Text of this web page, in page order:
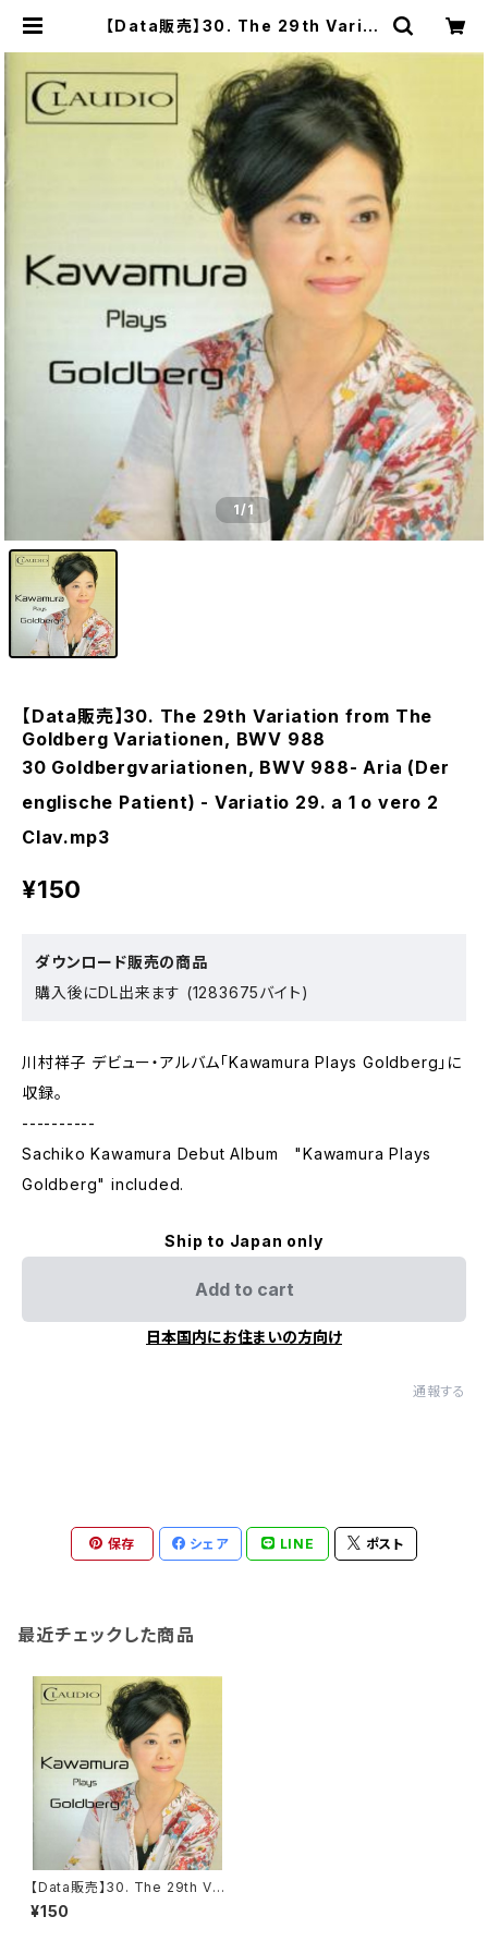
【Data販売】30. The 29th Variat
CHIKO KAWAMURA
1/1
【Data販売】30. The 29th Variation from The
Goldberg Variationen, BWV 988
30 Goldbergvariationen, BWV 988- Aria (Der
englische Patient) - Variatio 29. a 1 o vero 2
Clav.mp3
¥150
ダウンロード販売の商品
購入後にDL出来ます (1283675バイト)
川村祥子 デビュー・アルバム「Kawamura Plays Goldberg」に
収録。
----------
Sachiko Kawamura Debut Album "Kawamura Plays
Goldberg" included.
Ship to Japan only
Add to cart
日本国内にお住まいの方向け
通報する
保存 シェア LINE ポスト
最近チェックした商品
【Data販売】30. The 29th Va
riation from The Goldberg
Variationen, BWV 988
¥150